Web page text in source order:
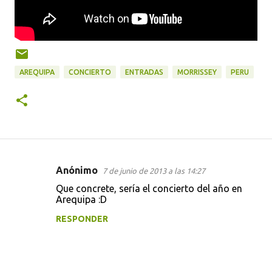
AREQUIPA CONCIERTO ENTRADAS MORRISSEY PERU
Anónimo 7 de junio de 2013 a las 14:27
Que concrete, sería el concierto del año en
Arequipa :D
RESPONDER